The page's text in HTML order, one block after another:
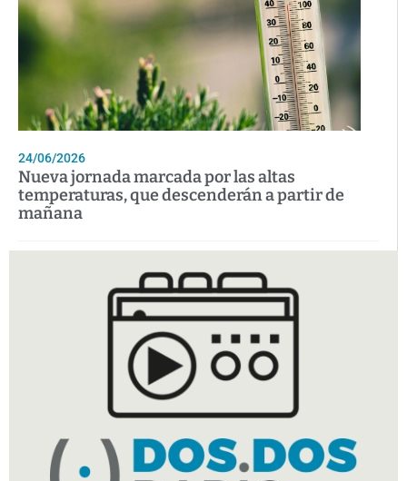
24/06/2026
Nueva jornada marcada por las altas
temperaturas, que descenderán a partir de
mañana